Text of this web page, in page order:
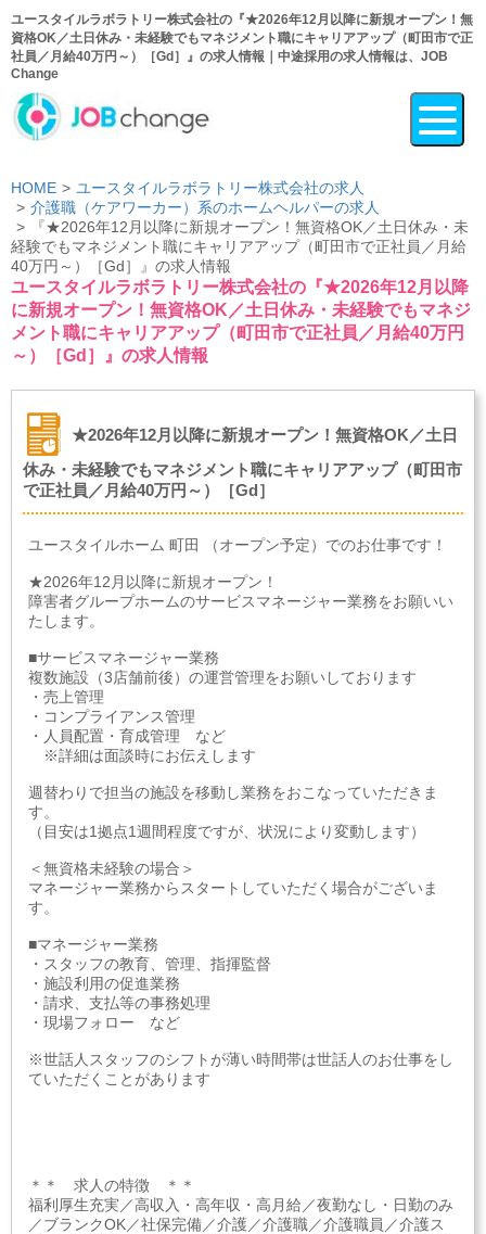
ユースタイルラボラトリー株式会社の『★2026年12月以降に新規オープン！無
資格OK／土日休み・未経験でもマネジメント職にキャリアアップ（町田市で正
社員／月給40万円～）［Gd］』の求人情報｜中途採用の求人情報は、JOB
Change
HOME
ユースタイルラボラトリー株式会社の求人
介護職（ケアワーカー）系のホームヘルパーの求人
『★2026年12月以降に新規オープン！無資格OK／土日休み・未
経験でもマネジメント職にキャリアアップ（町田市で正社員／月給
40万円～）［Gd］』の求人情報
ユースタイルラボラトリー株式会社の『★2026年12月以降
に新規オープン！無資格OK／土日休み・未経験でもマネジ
メント職にキャリアアップ（町田市で正社員／月給40万円
～）［Gd］』の求人情報
★2026年12月以降に新規オープン！無資格OK／土日
休み・未経験でもマネジメント職にキャリアアップ（町田市
で正社員／月給40万円～）［Gd］
ユースタイルホーム 町田 （オープン予定）でのお仕事です！
★2026年12月以降に新規オープン！
障害者グループホームのサービスマネージャー業務をお願いい
たします。
■サービスマネージャー業務
複数施設（3店舗前後）の運営管理をお願いしております
・売上管理
・コンプライアンス管理
・人員配置・育成管理 など
※詳細は面談時にお伝えします
週替わりで担当の施設を移動し業務をおこなっていただきま
す。
（目安は1拠点1週間程度ですが、状況により変動します）
＜無資格未経験の場合＞
マネージャー業務からスタートしていただく場合がございま
す。
■マネージャー業務
・スタッフの教育、管理、指揮監督
・施設利用の促進業務
・請求、支払等の事務処理
・現場フォロー など
※世話人スタッフのシフトが薄い時間帯は世話人のお仕事をし
ていただくことがあります
＊＊ 求人の特徴 ＊＊
福利厚生充実／高収入・高年収・高月給／夜勤なし・日勤のみ
／ブランクOK／社保完備／介護／介護職／介護職員／介護ス